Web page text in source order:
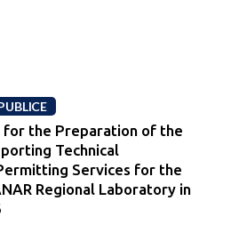
for the Preparation of the
Technical
Services for the
Regional Laboratory in